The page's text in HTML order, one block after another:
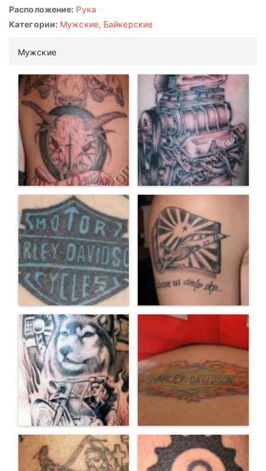
Расположение: Рука
Категории: Мужские, Байкерские
Мужские